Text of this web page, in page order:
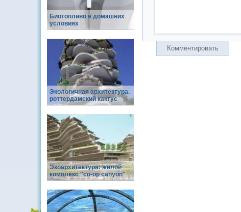
Биотопливо в домашних
условиях
Экологичная архитектура.
роттердамский кактус
Экоархитектура: жилой
комплекс ''co-op canyon''
Комментировать